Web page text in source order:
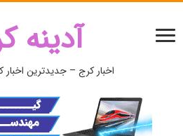
آدینه
اخبار کرج – جدیدترین اخبار